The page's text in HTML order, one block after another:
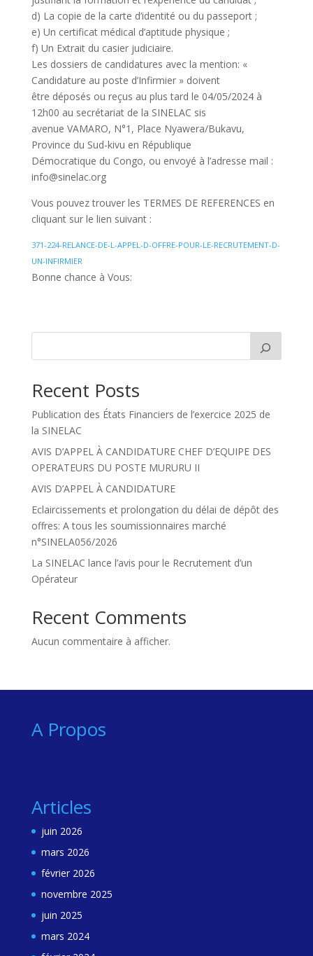
d) La copie de la carte d’identité ou du passeport ;
e) Un certificat médical d’aptitude physique ;
f) Un Extrait du casier judiciaire.
Les dossiers de candidatures avec la mention: «
Candidature au poste d’Infirmier » doivent
être déposés ou reçus au plus tard le 04/05/2024 à
12h00 au secrétariat de la SINELAC sis
avenue VAMARO, N°1, Place Nyawera/Bukavu,
Province du Sud-kivu en République
Démocratique du Congo, ou envoyé à l’adresse mail :
info@sinelac.org
Vous pouvez trouver les TERMES DE REFERENCES en
cliquant sur le lien suivant :
371-224-RELANCE-DE-L-APPEL-D-OFFRE-POUR-LE-RECRUTEMENT-D-
UN-INFIRMIER
Bonne chance à Vous:
Recent Posts
Publication des États Financiers de l’exercice 2025 de
la SINELAC
AVIS D’APPEL À CANDIDATURE CHEF D’EQUIPE DES
OPERATEURS DU POSTE MURURU II
AVIS D’APPEL À CANDIDATURE
Eclaircissements et prolongation du délai de dépôt des
offres: A tous les soumissionnaires marché
n°SINELA056/2026
La SINELAC lance l’avis pour le Recrutement d’un
Opérateur
Recent Comments
Aucun commentaire à afficher.
A Propos
Articles
juin 2026
mars 2026
février 2026
novembre 2025
juin 2025
mars 2024